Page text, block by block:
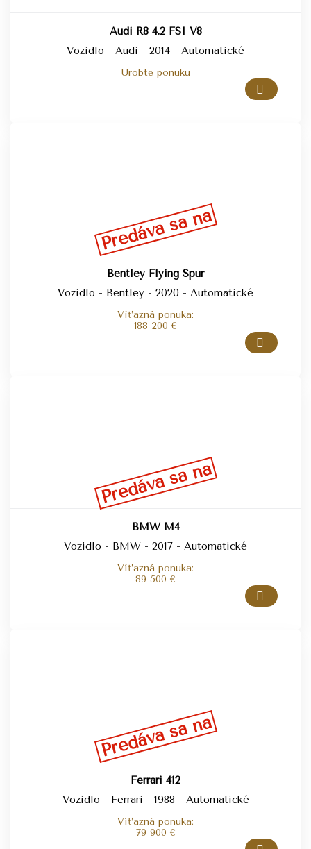
Audi R8 4.2 FSI V8
Vozidlo - Audi - 2014 - Automatické
Urobte ponuku
Predáva sa na
Bentley Flying Spur
Vozidlo - Bentley - 2020 - Automatické
Víťazná ponuka:
188 200 €
Predáva sa na
BMW M4
Vozidlo - BMW - 2017 - Automatické
Víťazná ponuka:
89 500 €
Predáva sa na
Ferrari 412
Vozidlo - Ferrari - 1988 - Automatické
Víťazná ponuka:
79 900 €